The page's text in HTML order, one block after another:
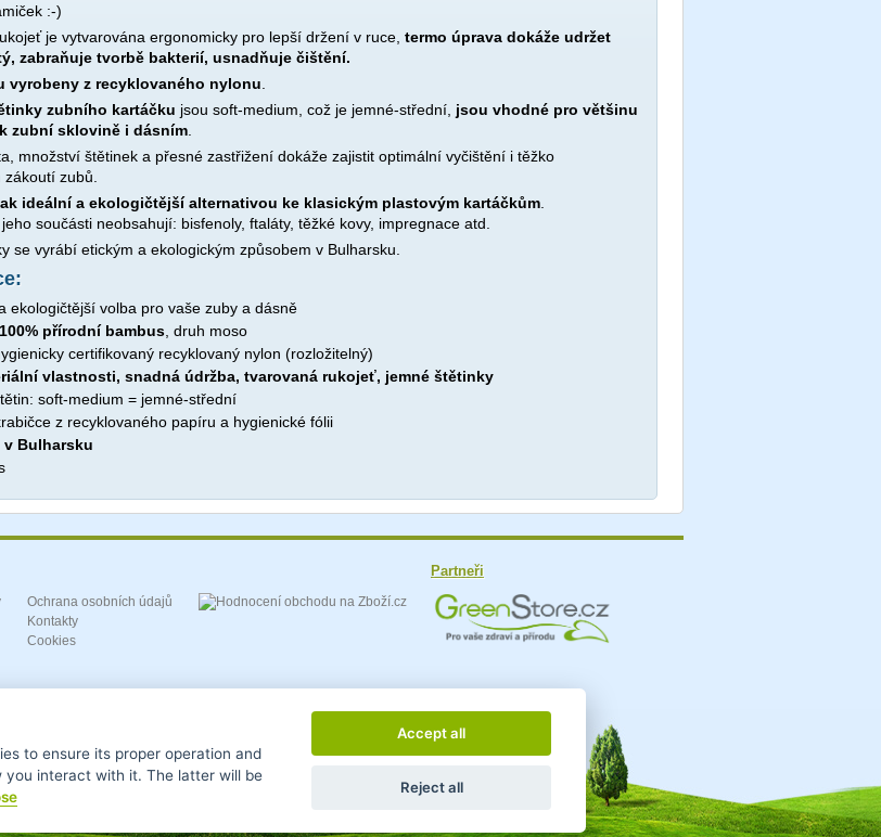
:-)
je vytvarována ergonomicky pro lepší držení v ruce, termo úprava dokáže udržet
zabraňuje tvorbě bakterií, usnadňuje čištění.
vyrobeny z recyklovaného nylonu
zubního kartáčku jsou soft-medium, což je jemné-střední, jsou vhodné pro většinu
zubní sklovině i dásním
množství štětinek a přesné zastřižení dokáže zajistit optimální vyčištění i těžko
zubů.
ideální a ekologičtější alternativou ke klasickým plastovým kartáčkům
součásti neobsahují: bisfenoly, ftaláty, těžké kovy, impregnace atd.
se vyrábí etickým a ekologickým způsobem v Bulharsku.
ekologičtější volba pro vaše zuby a dásně
přírodní bambus , druh moso
certifikovaný recyklovaný nylon (rozložitelný)
vlastnosti, snadná údržba, tvarovaná rukojeť, jemné štětinky
soft-medium = jemné-střední
z recyklovaného papíru a hygienické fólii
v Bulharsku
Ochrana osobních údajů
Kontakty
Cookies
Partneři
to ensure its proper operation and
interact with it. The latter will be
Accept all
Reject all